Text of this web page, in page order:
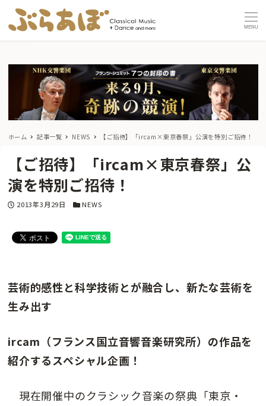
MENU
ホーム 記事一覧 NEWS 【ご招待】「ircam×東京春祭」公演を特別ご招待！
【ご招待】「ircam×東京春祭」公
演を特別ご招待！
投稿日
2013年3月29日 カテゴリー
NEWS
芸術的感性と科学技術とが融合し、新たな芸術を
生み出す
ircam（フランス国立音響音楽研究所）の作品を
紹介するスペシャル企画！
現在開催中のクラシック音楽の祭典「東京・